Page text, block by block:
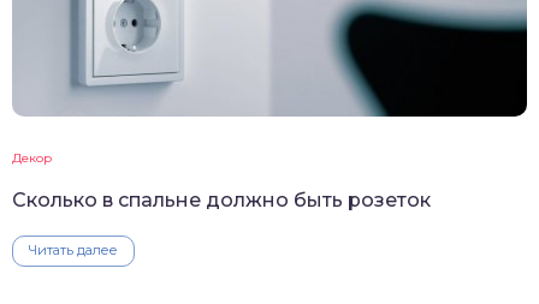
Декор
Сколько в спальне должно быть розеток
Читать далее